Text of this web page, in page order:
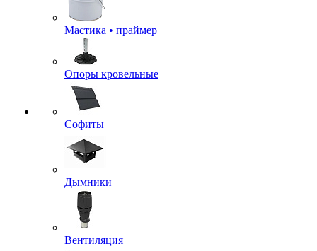
Мастика • праймер
Опоры кровельные
Софиты
Дымники
Вентиляция